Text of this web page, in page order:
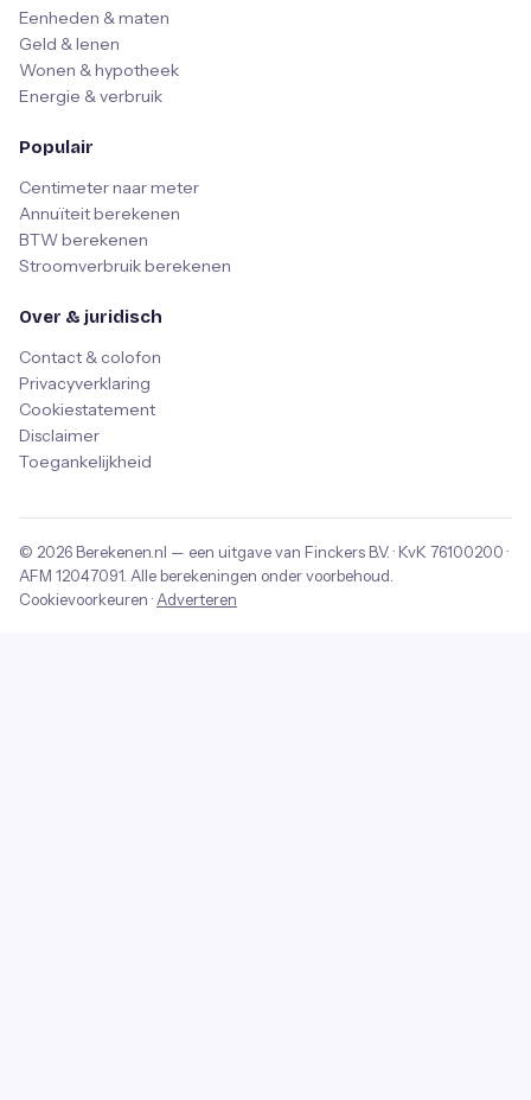
Eenheden & maten
Geld & lenen
Wonen & hypotheek
Energie & verbruik
Populair
Centimeter naar meter
Annuïteit berekenen
BTW berekenen
Stroomverbruik berekenen
Over & juridisch
Contact & colofon
Privacyverklaring
Cookiestatement
Disclaimer
Toegankelijkheid
© 2026 Berekenen.nl — een uitgave van Finckers B.V. · KvK 76100200 ·
AFM 12047091 . Alle berekeningen onder voorbehoud.
Cookievoorkeuren · Adverteren